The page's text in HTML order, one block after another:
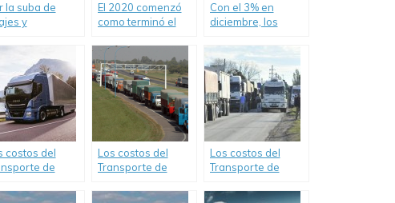
la suba de
y
costó
9% más en
El 2020 comenzó
como terminó el
aumento en los
costos de 2.15% en
enero.
Con el 3% en
diciembre, los
mercadería en
2020 tuvieron una
suba del 35%.
costos del
de
% en el
Los costos del
Transporte de
38,3% en el tercer
Los costos del
Transporte de
2021 el 41%, tras